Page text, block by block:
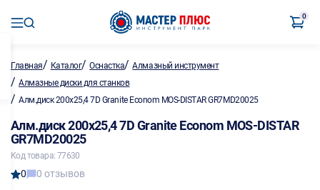
0
Главная/ Каталог/Оснастка/Алмазный инструмент
/ Алмазные диски для станков
/ Алм.диск 200х25,4 7D Granite Econom MOS-DISTAR GR7MD20025
Алм.диск 200х25,4 7D Granite Econom MOS-DISTAR
GR7MD20025
Код товара: 77630
0 0 отзывов